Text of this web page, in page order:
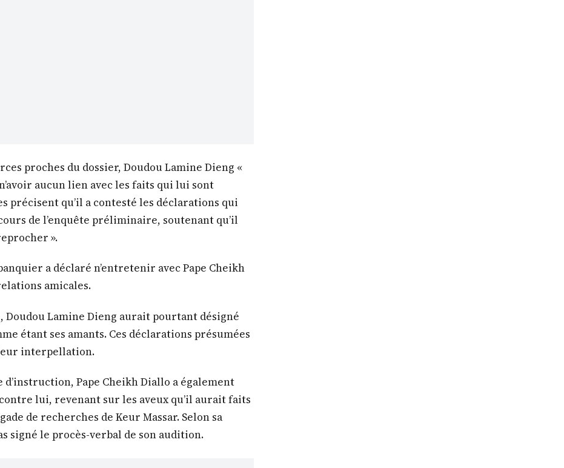
proches du dossier, Doudou Lamine Dieng «
aucun lien avec les faits qui lui sont
précisent qu’il a contesté les déclarations qui
de l’enquête préliminaire, soutenant qu’il
».
a déclaré n’entretenir avec Pape Cheikh
amicales.
Lamine Dieng aurait pourtant désigné
étant ses amants. Ces déclarations présumées
interpellation.
Pape Cheikh Diallo a également
lui, revenant sur les aveux qu’il aurait faits
de recherches de Keur Massar. Selon sa
signé le procès-verbal de son audition.